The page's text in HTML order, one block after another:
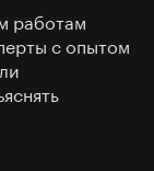
работам
с опытом